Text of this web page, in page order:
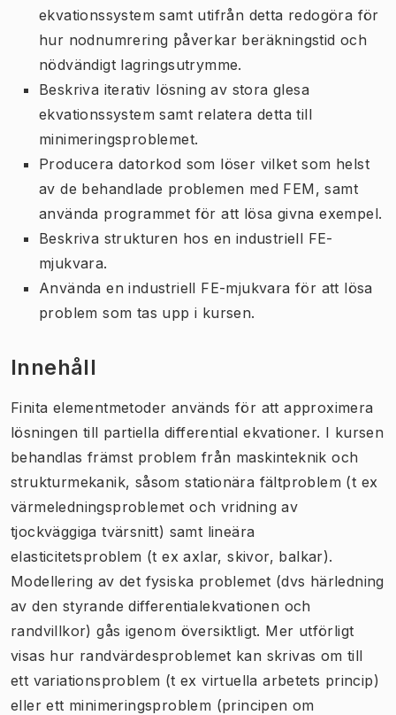
ekvationssystem samt utifrån detta redogöra för
hur nodnumrering påverkar beräkningstid och
nödvändigt lagringsutrymme.
Beskriva iterativ lösning av stora glesa
ekvationssystem samt relatera detta till
minimeringsproblemet.
Producera datorkod som löser vilket som helst
av de behandlade problemen med FEM, samt
använda programmet för att lösa givna exempel.
Beskriva strukturen hos en industriell FE-
mjukvara.
Använda en industriell FE-mjukvara för att lösa
problem som tas upp i kursen.
Innehåll
Finita elementmetoder används för att approximera
lösningen till partiella differential ekvationer. I kursen
behandlas främst problem från maskinteknik och
strukturmekanik, såsom stationära fältproblem (t ex
värmeledningsproblemet och vridning av
tjockväggiga tvärsnitt) samt lineära
elasticitetsproblem (t ex axlar, skivor, balkar).
Modellering av det fysiska problemet (dvs härledning
av den styrande differentialekvationen och
randvillkor) gås igenom översiktligt. Mer utförligt
visas hur randvärdesproblemet kan skrivas om till
ett variationsproblem (t ex virtuella arbetets princip)
eller ett minimeringsproblem (principen om